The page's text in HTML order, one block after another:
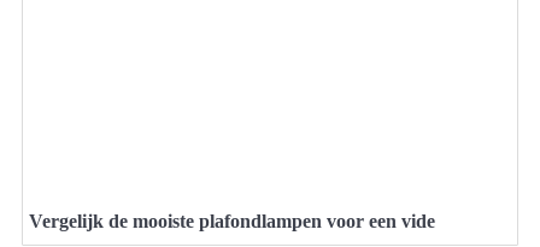
Vergelijk de mooiste plafondlampen voor een vide